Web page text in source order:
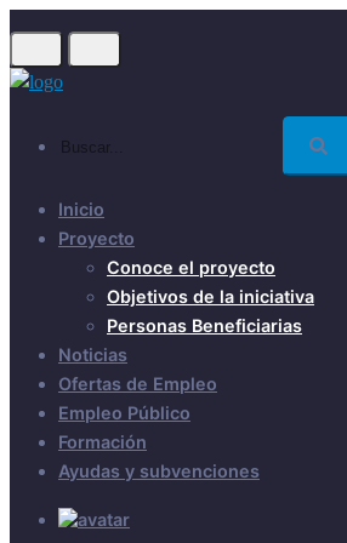
main
Inicio
Proyecto
Conoce el proyecto
Objetivos de la iniciativa
Personas Beneficiarias
Noticias
Ofertas de Empleo
Empleo Público
Formación
Ayudas y subvenciones